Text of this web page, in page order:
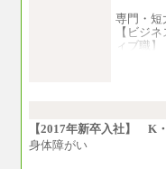
専門・短
【ビジ
ィブ職】
②④⑦⑩月
【2017年新卒入社】 K
身体障がい